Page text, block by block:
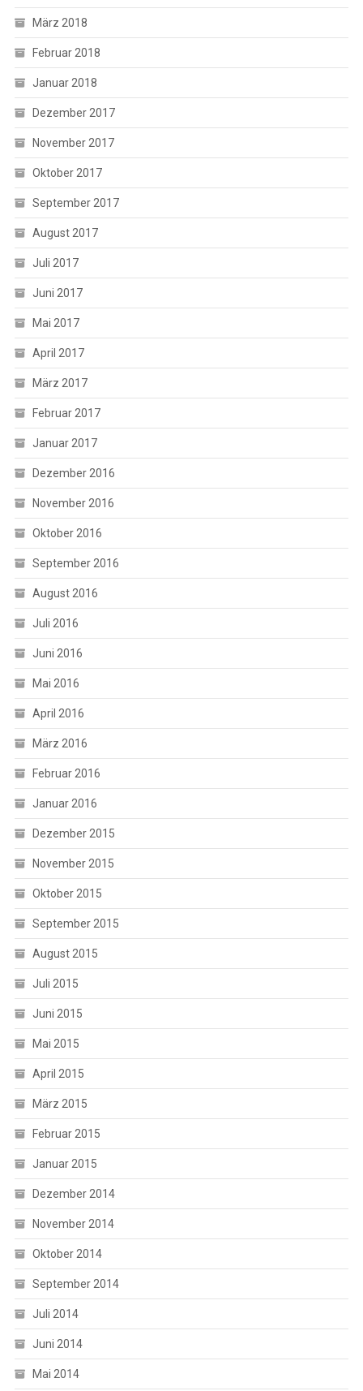
März 2018
Februar 2018
Januar 2018
Dezember 2017
November 2017
Oktober 2017
September 2017
August 2017
Juli 2017
Juni 2017
Mai 2017
April 2017
März 2017
Februar 2017
Januar 2017
Dezember 2016
November 2016
Oktober 2016
September 2016
August 2016
Juli 2016
Juni 2016
Mai 2016
April 2016
März 2016
Februar 2016
Januar 2016
Dezember 2015
November 2015
Oktober 2015
September 2015
August 2015
Juli 2015
Juni 2015
Mai 2015
April 2015
März 2015
Februar 2015
Januar 2015
Dezember 2014
November 2014
Oktober 2014
September 2014
Juli 2014
Juni 2014
Mai 2014